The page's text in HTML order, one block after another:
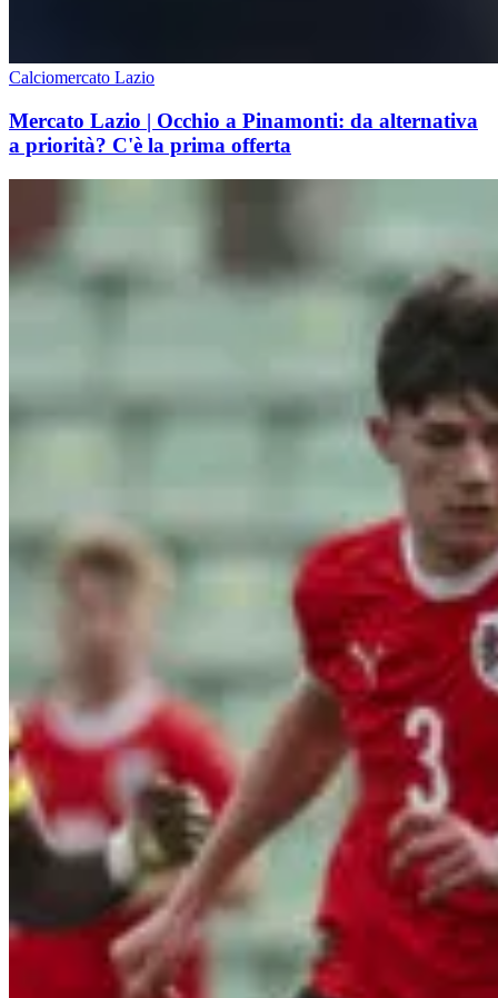
Calciomercato Lazio
Mercato Lazio | Occhio a Pinamonti: da alternativa
a priorità? C'è la prima offerta